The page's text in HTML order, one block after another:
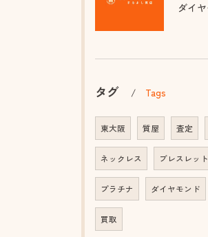
タグ Tags
東大阪 質屋 査定
ネックレス ブレスレット
プラチナ ダイヤモンド
買取